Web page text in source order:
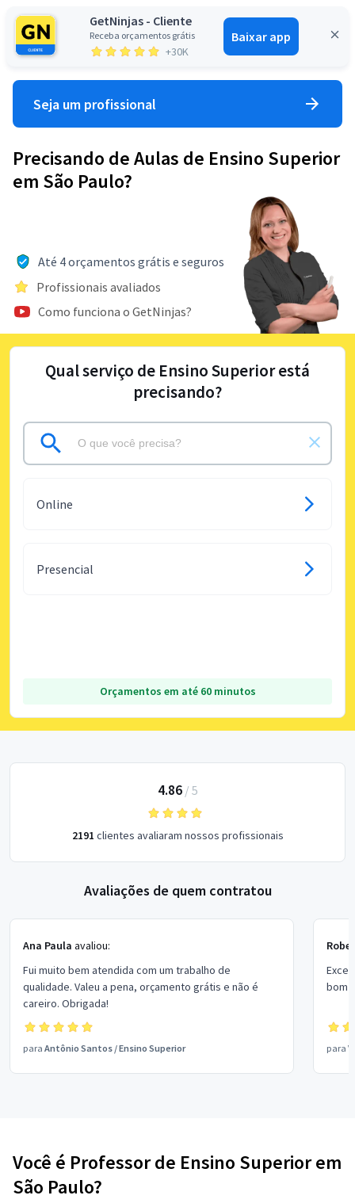
GetNinjas - Cliente
Receba orçamentos grátis
+30K
Baixar app
Entrar
Seja um profissional
Precisando de Aulas de Ensino Superior
em São Paulo?
Até 4 orçamentos grátis e seguros
Profissionais avaliados
Como funciona o GetNinjas?
Qual serviço de Ensino Superior está
precisando?
Online
Presencial
Orçamentos em até 60 minutos
4.86/ 5
2191 clientes avaliaram nossos profissionais
Avaliações de quem contratou
Ana Paula avaliou:
Fui muito bem atendida com um trabalho de
qualidade. Valeu a pena, orçamento grátis e não é
careiro. Obrigada!
para Antônio Santos /Ensino Superior
bom
para
Você é Professor de Ensino Superior em
São Paulo?